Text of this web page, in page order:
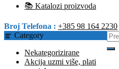
📚 Katalozi proizvoda
Broj Telefona : +385 98 164 2230
Category
Nekategorizirane
Akcija uzmi više, plati